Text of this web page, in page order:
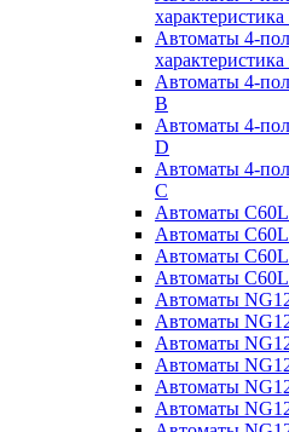
Автоматы 4-
Автоматы 4-
B
Автоматы 4-
D
Автоматы 4-
С
Автоматы
Автоматы
Автоматы
Автоматы
Автоматы
Автоматы
Автоматы
Автоматы
Автоматы
Автоматы